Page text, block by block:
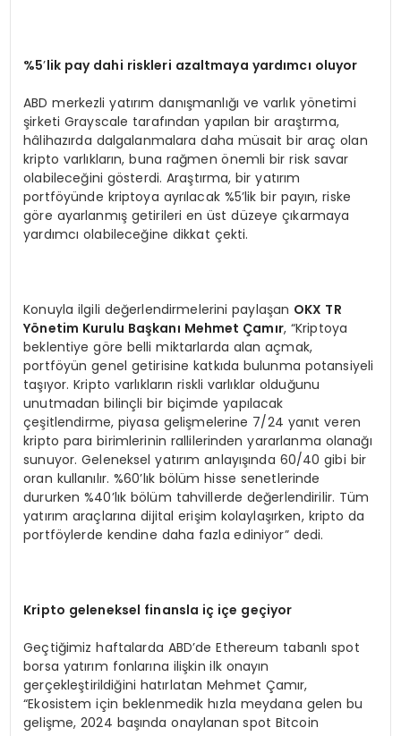
%5’lik pay dahi riskleri azaltmaya yardımcı oluyor
ABD merkezli yatırım danışmanlığı ve varlık yönetimi
şirketi Grayscale tarafından yapılan bir araştırma,
hâlihazırda dalgalanmalara daha müsait bir araç olan
kripto varlıkların, buna rağmen önemli bir risk savar
olabileceğini gösterdi. Araştırma, bir yatırım
portföyünde kriptoya ayrılacak %5’lik bir payın, riske
göre ayarlanmış getirileri en üst düzeye çıkarmaya
yardımcı olabileceğine dikkat çekti.
Konuyla ilgili değerlendirmelerini paylaşan OKX TR
Yönetim Kurulu Başkanı Mehmet Çamır, “Kriptoya
beklentiye göre belli miktarlarda alan açmak,
portföyün genel getirisine katkıda bulunma potansiyeli
taşıyor. Kripto varlıkların riskli varlıklar olduğunu
unutmadan bilinçli bir biçimde yapılacak
çeşitlendirme, piyasa gelişmelerine 7/24 yanıt veren
kripto para birimlerinin rallilerinden yararlanma olanağı
sunuyor. Geleneksel yatırım anlayışında 60/40 gibi bir
oran kullanılır. %60’lık bölüm hisse senetlerinde
dururken %40’lık bölüm tahvillerde değerlendirilir. Tüm
yatırım araçlarına dijital erişim kolaylaşırken, kripto da
portföylerde kendine daha fazla ediniyor” dedi.
Kripto geleneksel finansla iç içe geçiyor
Geçtiğimiz haftalarda ABD’de Ethereum tabanlı spot
borsa yatırım fonlarına ilişkin ilk onayın
gerçekleştirildiğini hatırlatan Mehmet Çamır,
“Ekosistem için beklenmedik hızla meydana gelen bu
gelişme, 2024 başında onaylanan spot Bitcoin